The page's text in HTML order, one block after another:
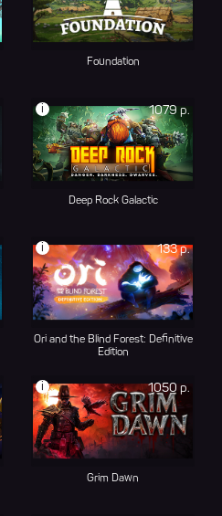
Foundation
1079 р.
i
Deep Rock Galactic
133 р.
i
Ori and the Blind Forest: Definitive
Edition
1050 р.
i
Grim Dawn